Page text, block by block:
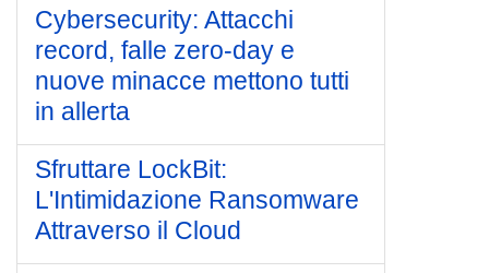
Cybersecurity: Attacchi
record, falle zero-day e
nuove minacce mettono tutti
in allerta
Sfruttare LockBit:
L'Intimidazione Ransomware
Attraverso il Cloud